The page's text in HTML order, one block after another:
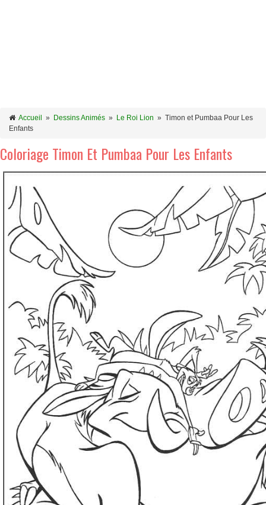
Accueil » Dessins Animés » Le Roi Lion » Timon et Pumbaa Pour Les
Enfants
Coloriage Timon Et Pumbaa Pour Les Enfants